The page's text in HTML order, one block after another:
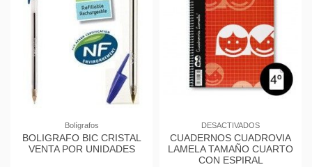
Bolígrafos
BOLIGRAFO BIC CRISTAL
VENTA POR UNIDADES
DESACTIVADOS
CUADERNOS CUADROVIA
LAMELA TAMAÑO CUARTO
CON ESPIRAL